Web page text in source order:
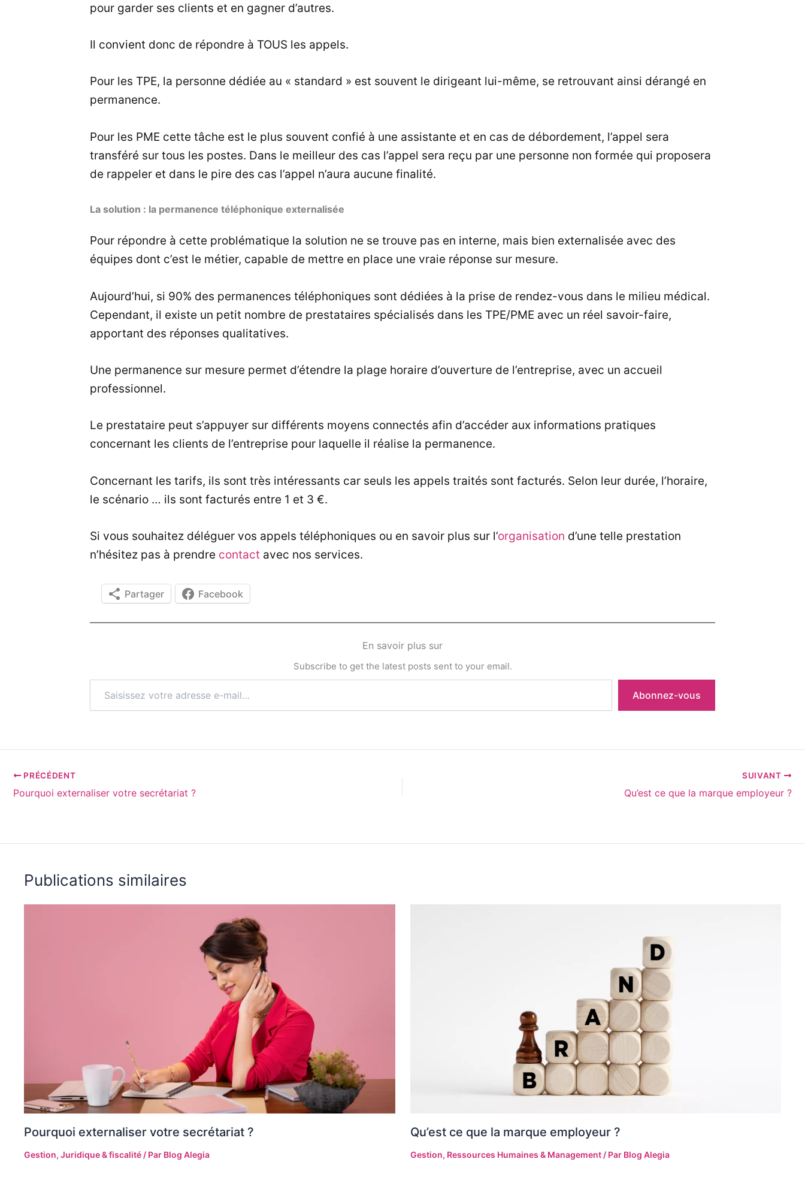
pour garder ses clients et en gagner d’autres.
Il convient donc de répondre à TOUS les appels.
Pour les TPE, la personne dédiée au « standard » est souvent le dirigeant lui-même, se retrouvant ainsi dérangé en
permanence.
Pour les PME cette tâche est le plus souvent confié à une assistante et en cas de débordement, l’appel sera
transféré sur tous les postes. Dans le meilleur des cas l’appel sera reçu par une personne non formée qui proposera
de rappeler et dans le pire des cas l’appel n’aura aucune finalité.
La solution : la permanence téléphonique externalisée
Pour répondre à cette problématique la solution ne se trouve pas en interne, mais bien externalisée avec des
équipes dont c’est le métier, capable de mettre en place une vraie réponse sur mesure.
Aujourd’hui, si 90% des permanences téléphoniques sont dédiées à la prise de rendez-vous dans le milieu médical.
Cependant, il existe un petit nombre de prestataires spécialisés dans les TPE/PME avec un réel savoir-faire,
apportant des réponses qualitatives.
Une permanence sur mesure permet d’étendre la plage horaire d’ouverture de l’entreprise, avec un accueil
professionnel.
Le prestataire peut s’appuyer sur différents moyens connectés afin d’accéder aux informations pratiques
concernant les clients de l’entreprise pour laquelle il réalise la permanence.
Concernant les tarifs, ils sont très intéressants car seuls les appels traités sont facturés. Selon leur durée, l’horaire,
le scénario … ils sont facturés entre 1 et 3 €.
Si vous souhaitez déléguer vos appels téléphoniques ou en savoir plus sur l’organisation d’une telle prestation
n’hésitez pas à prendre contact avec nos services.
Partager Facebook
En savoir plus sur
Subscribe to get the latest posts sent to your email.
Abonnez-vous
PRÉCÉDENT
Pourquoi externaliser votre secrétariat ?
SUIVANT
Qu’est ce que la marque employeur ?
Publications similaires
Pourquoi externaliser votre secrétariat ?
Gestion, Juridique & fiscalité / Par Blog Alegia
Qu’est ce que la marque employeur ?
Gestion, Ressources Humaines & Management/ Par Blog Alegia